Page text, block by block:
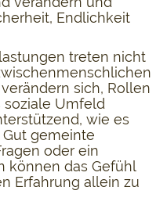
Endlichkeit
treten nicht
sich, Rollen
soziale Umfeld
wie es
gemeinte
oder ein
können das Gefühl
Erfahrung allein zu